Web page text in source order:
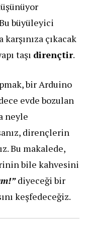
büyüleyici
karşınıza çıkacak
taşı dirençtir.
bir Arduino
evde bozulan
neyle
dirençlerin
Bu makalede,
bile kahvesini
diyeceği bir
keşfedeceğiz.